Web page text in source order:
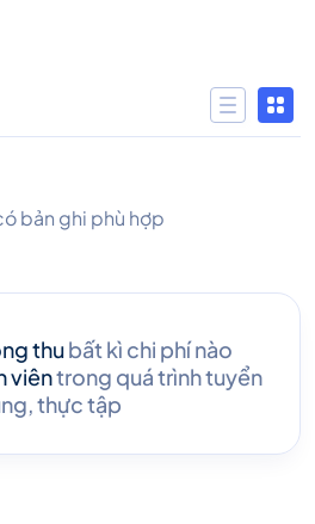
bản ghi phù hợp
thubất kì chi phí nào
viêntrong quá trình tuyển
thực tập